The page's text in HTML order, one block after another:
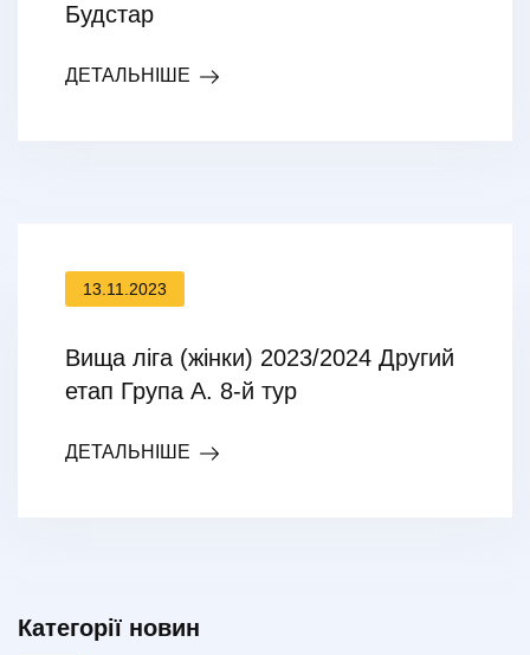
Будстар
ДЕТАЛЬНІШЕ
13.11.2023
Вища ліга (жінки) 2023/2024 Другий
етап Група А. 8-й тур
ДЕТАЛЬНІШЕ
Категорії новин